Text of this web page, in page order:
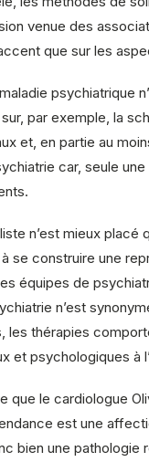
venue des
que sur les
par exemple, la
et, en partie au
car, seule
n’est mieux
construire une
équipes de
n’est
thérapies
et psychologiques à
que le cardiologue
est une
bien une